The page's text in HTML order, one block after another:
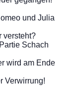
und Julia
versteht?
Schach
wird am Ende
Verwirrung!